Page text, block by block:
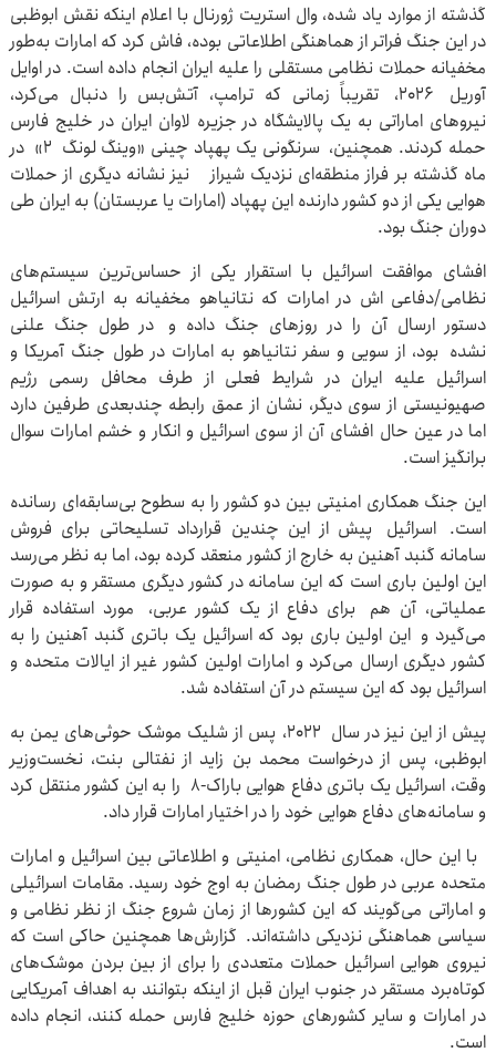
گذشته از موارد یاد شده، وال استریت ژورنال با اعلام اینکه نقش ابوظبی
در این جنگ فراتر از هماهنگی اطلاعاتی بوده، فاش کرد که امارات به‌طور
مخفیانه حملات نظامی مستقلی را علیه ایران انجام داده است. در اوایل
آوریل ۲۰۲۶، تقریباً زمانی که ترامپ، آتش‌بس را دنبال می‌کرد،
نیروهای اماراتی به یک پالایشگاه در جزیره لاوان ایران در خلیج فارس
حمله کردند. همچنین، سرنگونی یک پهپاد چینی «وینگ لونگ ۲» در
ماه گذشته بر فراز منطقه‌ای نزدیک شیراز نیز نشانه دیگری از حملات
هوایی یکی از دو کشور دارنده این پهپاد (امارات یا عربستان) به ایران طی
دوران جنگ بود.
افشای موافقت اسرائیل با استقرار یکی از حساس‌ترین سیستم‌های
نظامی/دفاعی اش در امارات که نتانیاهو مخفیانه به ارتش اسرائیل
دستور ارسال آن را در روزهای جنگ داده و در طول جنگ علنی
نشده بود، از سویی و سفر نتانیاهو به امارات در طول جنگ آمریکا و
اسرائیل علیه ایران در شرایط فعلی از طرف محافل رسمی رژیم
صهیونیستی از سوی دیگر، نشان از عمق رابطه چندبعدی طرفین دارد
اما در عین حال افشای آن از سوی اسرائیل و انکار و خشم امارات سوال
برانگیز است.
این جنگ همکاری امنیتی بین دو کشور را به سطوح بی‌سابقه‌ای رسانده
است. اسرائیل پیش از این چندین قرارداد تسلیحاتی برای فروش
سامانه گنبد آهنین به خارج از کشور منعقد کرده بود، اما به نظر می‌رسد
این اولین باری است که این سامانه در کشور دیگری مستقر و به صورت
عملیاتی، آن هم برای دفاع از یک کشور عربی، مورد استفاده قرار
می‌گیرد و این اولین باری بود که اسرائیل یک باتری گنبد آهنین را به
کشور دیگری ارسال می‌کرد و امارات اولین کشور غیر از ایالات متحده و
اسرائیل بود که این سیستم در آن استفاده شد.
پیش از این نیز در سال ۲۰۲۲، پس از شلیک موشک‌ حوثی‌های یمن به
ابوظبی، پس از درخواست محمد بن زاید از نفتالی بنت، نخست‌وزیر
وقت، اسرائیل یک باتری دفاع هوایی باراک-۸ را به این کشور منتقل کرد
و سامانه‌های دفاع هوایی خود را در اختیار امارات قرار ‌داد.
با این حال، همکاری نظامی، امنیتی و اطلاعاتی بین اسرائیل و امارات
متحده عربی در طول جنگ رمضان به اوج خود رسید. مقامات اسرائیلی
و اماراتی می‌گویند که این کشورها از زمان شروع جنگ از نظر نظامی و
سیاسی هماهنگی نزدیکی داشته‌اند. گزارش‌ها همچنین حاکی است که
نیروی هوایی اسرائیل حملات متعددی را برای از بین بردن موشک‌های
کوتاه‌برد مستقر در جنوب ایران قبل از اینکه بتوانند به اهداف آمریکایی
در امارات و سایر کشورهای حوزه خلیج فارس حمله کنند، انجام داده
است.